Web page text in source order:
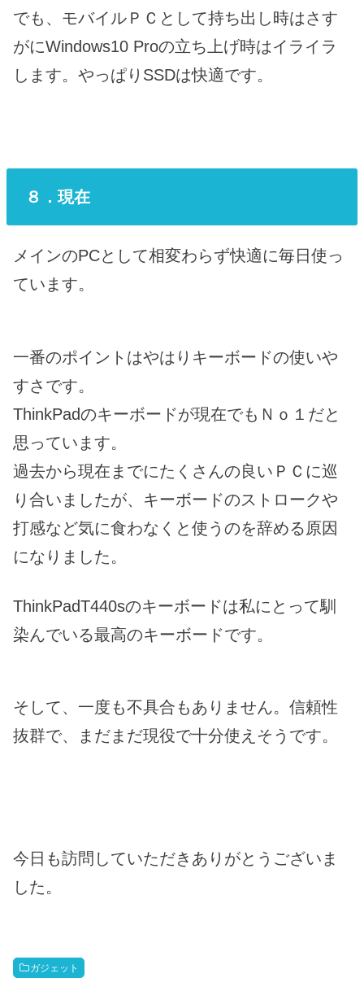
でも、モバイルＰＣとして持ち出し時はさす
がにWindows10 Proの立ち上げ時はイライラ
します。やっぱりSSDは快適です。
８．現在
メインのPCとして相変わらず快適に毎日使っ
ています。
一番のポイントはやはりキーボードの使いや
すさです。
ThinkPadのキーボードが現在でもＮｏ１だと
思っています。
過去から現在までにたくさんの良いＰＣに巡
り合いましたが、キーボードのストロークや
打感など気に食わなくと使うのを辞める原因
になりました。
ThinkPadT440sのキーボードは私にとって馴
染んでいる最高のキーボードです。
そして、一度も不具合もありません。信頼性
抜群で、まだまだ現役で十分使えそうです。
今日も訪問していただきありがとうございま
した。
ガジェット